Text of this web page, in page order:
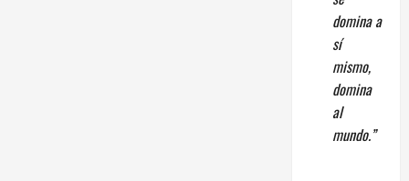
domina a
sí
mismo,
domina
al
mundo.”